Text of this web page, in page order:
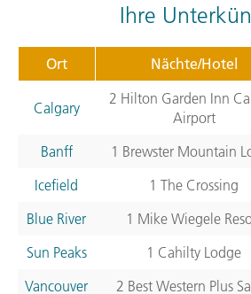
Ihre
Ort Nächte/Hotel
Calgary
2 Hilton Garden Inn
Airport
Banff
1 Brewster Mountain
Icefield
1 The Crossing
Blue River
1 Mike Wiegele
Sun Peaks
1 Cahilty Lodge
Vancouver
2 Best Western Plus